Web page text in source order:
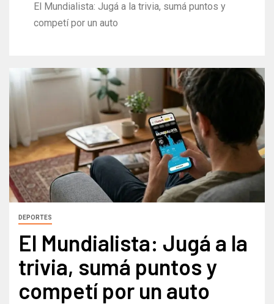
El Mundialista: Jugá a la trivia, sumá puntos y
competí por un auto
DEPORTES
El Mundialista: Jugá a la
trivia, sumá puntos y
competí por un auto